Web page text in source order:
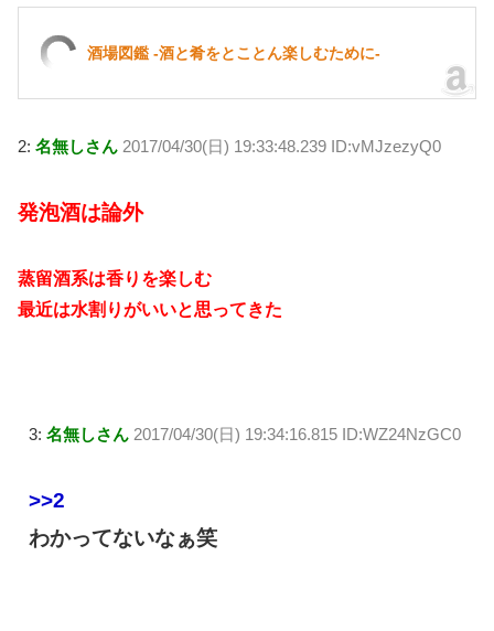
o
o
k
e
酒場図鑑 -酒と肴をとことん楽しむために-
2: 名無しさん 2017/04/30(日) 19:33:48.239 ID:vMJzezyQ0
発泡酒は論外
蒸留酒系は香りを楽しむ
最近は水割りがいいと思ってきた
3: 名無しさん 2017/04/30(日) 19:34:16.815 ID:WZ24NzGC0
>>2
わかってないなぁ笑